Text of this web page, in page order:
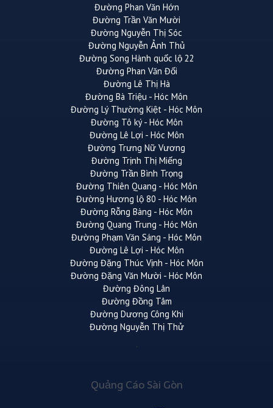
Đường Phan Văn Hớn
Đường Trần Văn Mười
Đường Nguyễn Thị Sóc
Đường Nguyễn Ảnh Thủ
Đường Song Hành quốc lộ 22
Đường Phan Văn Đối
Đường Lê Thị Hà
Đường Bà Triệu - Hóc Môn
Đường Lý Thường Kiệt - Hóc Môn
Đường Tô ký - Hóc Môn
Đường Lê Lợi - Hóc Môn
Đường Trưng Nữ Vương
Đường Trịnh Thị Miếng
Đường Trần Bình Trọng
Đường Thiên Quang - Hóc Môn
Đường Hương lộ 80 - Hóc Môn
Đường Rỗng Bàng - Hóc Môn
Đường Quang Trung - Hóc Môn
Đường Phạm Văn Sáng - Hóc Môn
Đường Lê Lợi - Hóc Môn
Đường Đặng Thúc Vịnh - Hóc Môn
Đường Đặng Văn Mười - Hóc Môn
Đường Đông Lân
Đường Đồng Tâm
Đường Dương Công Khi
Đường Nguyễn Thị Thử
Quảng Cáo Sài Gòn